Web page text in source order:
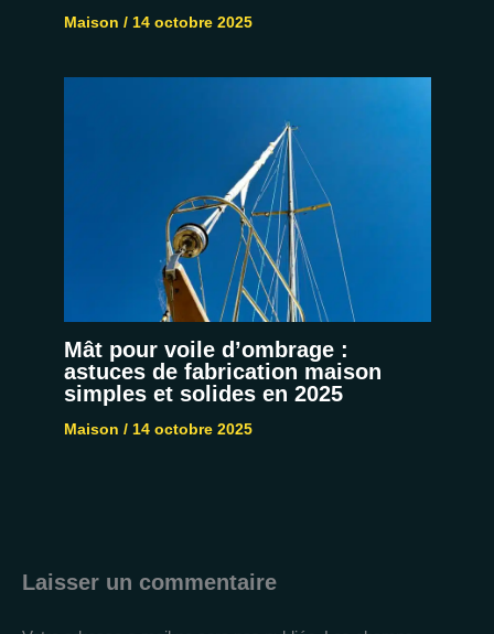
Maison / 14 octobre 2025
Mât pour voile d’ombrage :
astuces de fabrication maison
simples et solides en 2025
Maison / 14 octobre 2025
Laisser un commentaire